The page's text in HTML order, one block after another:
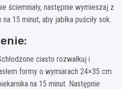
ściemniały, następnie wymieszaj z
15 minut, aby jabłka puściły sok.
ciasto rozwałkuj i
formy o wymiarach 24×35 cm.
na 15 minut. Następnie